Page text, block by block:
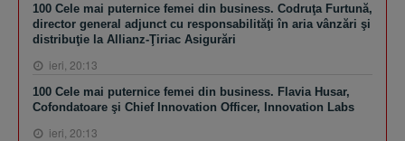
100 Cele mai puternice femei din business. Codruţa Furtună,
director general adjunct cu responsabilităţi în aria vânzări şi
distribuţie la Allianz-Ţiriac Asigurări
ieri, 20:13
100 Cele mai puternice femei din business. Flavia Husar,
Cofondatoare şi Chief Innovation Officer, Innovation Labs
ieri, 20:13